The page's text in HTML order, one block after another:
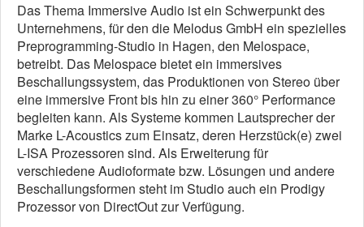
Das Thema Immersive Audio ist ein Schwerpunkt des
Unternehmens, für den die Melodus GmbH ein spezielles
Preprogramming-Studio in Hagen, den Melospace,
betreibt. Das Melospace bietet ein immersives
Beschallungssystem, das Produktionen von Stereo über
eine immersive Front bis hin zu einer 360° Performance
begleiten kann. Als Systeme kommen Lautsprecher der
Marke L-Acoustics zum Einsatz, deren Herzstück(e) zwei
L-ISA Prozessoren sind. Als Erweiterung für
verschiedene Audioformate bzw. Lösungen und andere
Beschallungsformen steht im Studio auch ein Prodigy
Prozessor von DirectOut zur Verfügung.